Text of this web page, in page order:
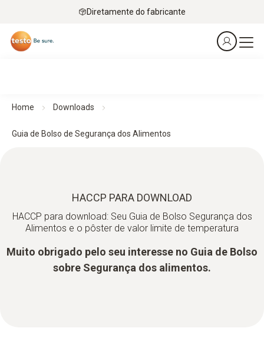
Diretamente do fabricante
Home Downloads
Guia de Bolso de Segurança dos Alimentos
HACCP PARA DOWNLOAD
HACCP para download: Seu Guia de Bolso Segurança dos
Alimentos e o pôster de valor limite de temperatura
Muito obrigado pelo seu interesse no Guia de Bolso
sobre Segurança dos alimentos.